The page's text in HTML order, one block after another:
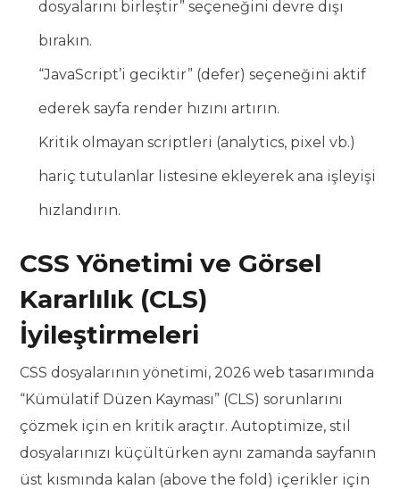
dosyalarını birleştir” seçeneğini devre dışı
bırakın.
“JavaScript’i geciktir” (defer) seçeneğini aktif
ederek sayfa render hızını artırın.
Kritik olmayan scriptleri (analytics, pixel vb.)
hariç tutulanlar listesine ekleyerek ana işleyişi
hızlandırın.
CSS Yönetimi ve Görsel
Kararlılık (CLS)
İyileştirmeleri
CSS dosyalarının yönetimi, 2026 web tasarımında
“Kümülatif Düzen Kayması” (CLS) sorunlarını
çözmek için en kritik araçtır. Autoptimize, stil
dosyalarınızı küçültürken aynı zamanda sayfanın
üst kısmında kalan (above the fold) içerikler için